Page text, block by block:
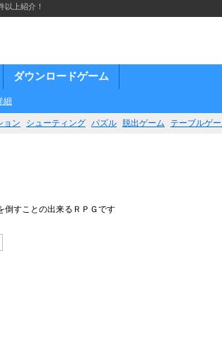
上紹介！
ダウンロードゲーム
細
ョン シューティング パズル 脱出ゲーム テーブルゲ
倒すことの出来るＲＰＧです